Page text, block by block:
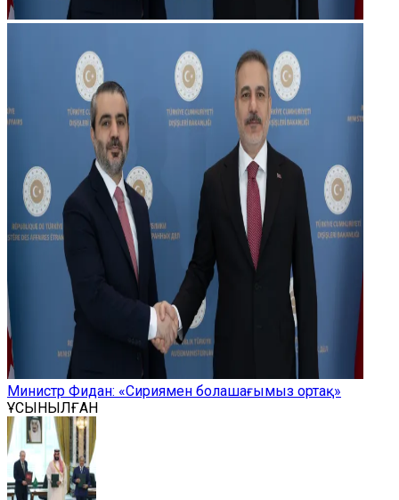
Министр Фидан: «Сириямен болашағымыз ортақ»
ҰСЫНЫЛҒАН